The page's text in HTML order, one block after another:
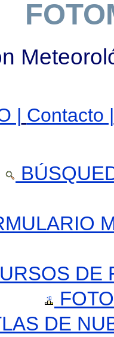
| Contacto |
DE
DE